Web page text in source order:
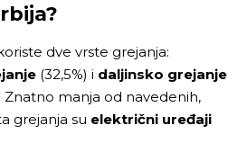
dve vrste grejanja:
(32,5%) i daljinsko grejanje
Znatno manja od navedenih,
grejanja su električni uređaji